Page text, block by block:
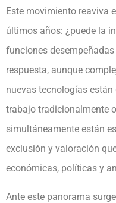
Este movimiento reaviva
últimos años: ¿puede la
funciones
respuesta, aunque
nuevas tecnologías
trabajo tradicionalmente
simultáneamente están
exclusión y valoración
económicas, políticas y
Ante este panorama